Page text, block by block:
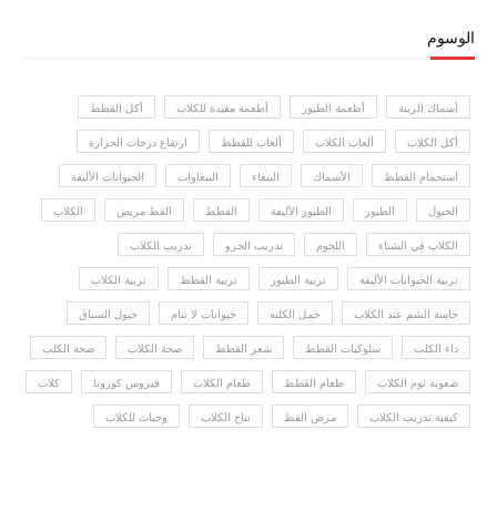
الوسوم
أسماك الزينة أطعمة الطيور أطعمة مفيدة للكلاب أكل القطط
أكل الكلاب ألعاب الكلاب ألعاب للقطط ارتفاع درجات الحرارة
استحمام القطط الأسماك الببغاء الببغاوات الحيوانات الأليفة
الخيول الطيور الطيور الأليفة القطط القط مريض الكلاب
الكلاب في الشتاء اللحوم تدريب الجرو تدريب الكلاب
تربية الحيوانات الأليفة تربية الطيور تربية القطط تربية الكلاب
حاسة الشم عند الكلاب حمل الكلبة حيوانات لا تنام خيول السباق
داء الكلب سلوكيات القطط شعر القطط صحة الكلاب صحة الكلب
صعوبة نوم الكلاب طعام القطط طعام الكلاب فيروس كورونا كلاب
كيفية تدريب الكلاب مرض القط نباح الكلاب وجبات للكلاب